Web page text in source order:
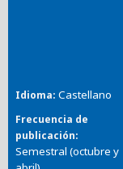
Idioma Castellano
Frecuencia de
publicación
Semestral (octubre y